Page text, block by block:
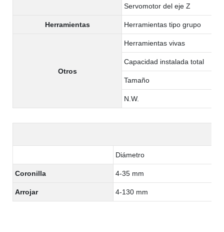
Servomotor del eje Z
Herramientas Herramientas tipo grupo
Otros
Herramientas vivas
Capacidad instalada total
Tamaño
N.W.
Diámetro
Coronilla 4-35 mm
Arrojar 4-130 mm